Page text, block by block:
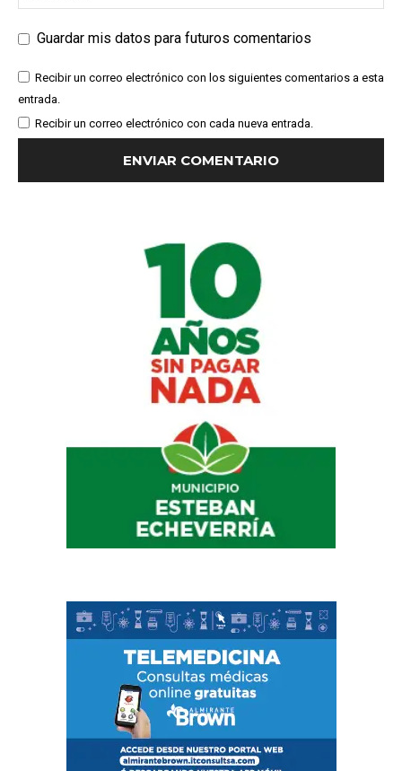
Guardar mis datos para futuros comentarios
Recibir un correo electrónico con los siguientes comentarios a esta
entrada.
Recibir un correo electrónico con cada nueva entrada.